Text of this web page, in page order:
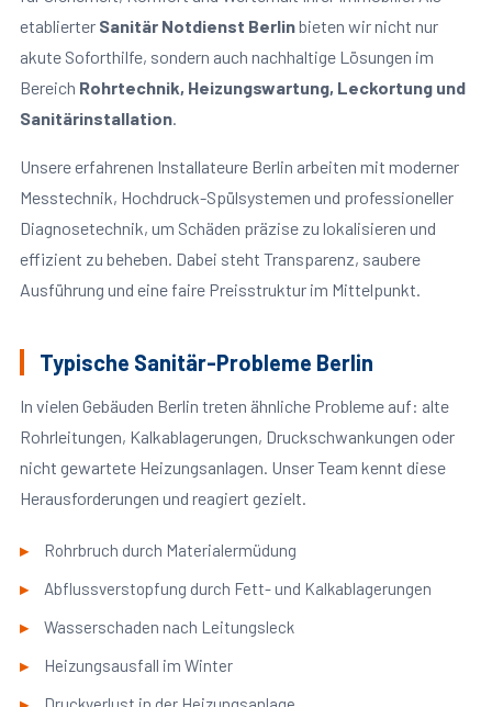
etablierter Sanitär Notdienst Berlinbieten wir nicht nur
akute Soforthilfe, sondern auch nachhaltige Lösungen im
Bereich Rohrtechnik, Heizungswartung, Leckortung und
Sanitärinstallation.
Unsere erfahrenen Installateure Berlin arbeiten mit moderner
Messtechnik, Hochdruck-Spülsystemen und professioneller
Diagnosetechnik, um Schäden präzise zu lokalisieren und
effizient zu beheben. Dabei steht Transparenz, saubere
Ausführung und eine faire Preisstruktur im Mittelpunkt.
Typische Sanitär-Probleme Berlin
In vielen Gebäuden Berlin treten ähnliche Probleme auf: alte
Rohrleitungen, Kalkablagerungen, Druckschwankungen oder
nicht gewartete Heizungsanlagen. Unser Team kennt diese
Herausforderungen und reagiert gezielt.
Rohrbruch durch Materialermüdung
Abflussverstopfung durch Fett- und Kalkablagerungen
Wasserschaden nach Leitungsleck
Heizungsausfall im Winter